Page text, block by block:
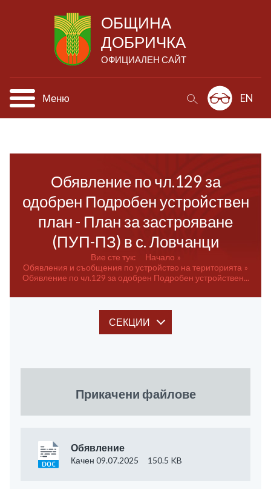
ОБЩИНА
ДОБРИЧКА
ОФИЦИАЛЕН САЙТ
Меню EN
Обявление по чл.129 за
одобрен Подробен устройствен
план - План за застрояване
(ПУП-ПЗ) в с. Ловчанци
Вие сте тук:
Начало
Обявления и съобщения по устройство на територията
Обявление по чл.129 за одобрен Подробен устройствен...
СЕКЦИИ
Прикачени файлове
Обявление
Качен 09.07.2025 150.5 KB